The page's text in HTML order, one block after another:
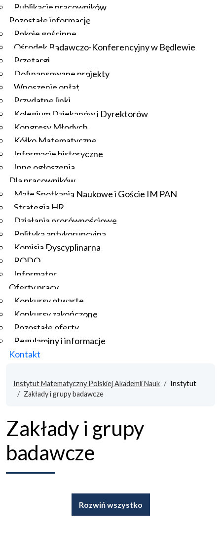
Publikacje pracowników
Pozostałe informacje
Pokoje gościnne
Ośrodek Badawczo-Konferencyjny w Będlewie
Przetargi
Dofinansowane projekty
Wnoszenie opłat
Przydatne linki
Kolegium Dziekanów i Dyrektorów
Kongresy Młodych
Kółko Matematyczne
Informacje historyczne
Inne ogłoszenia
Dla pracowników
Małe Spotkania Naukowe i Goście IM PAN
Strategia HR
Działania prorównościowe
Polityka antykorupcyjna
Komisja Dyscyplinarna
RODO
Informator
Oferty pracy
Konkursy otwarte
Konkursy zakończone
Pozostałe oferty
Regulaminy i informacje
Kontakt
Instytut Matematyczny Polskiej Akademii Nauk
Instytut
Zakłady i grupy badawcze
Zakłady i grupy
badawcze
Rozwiń wszystko